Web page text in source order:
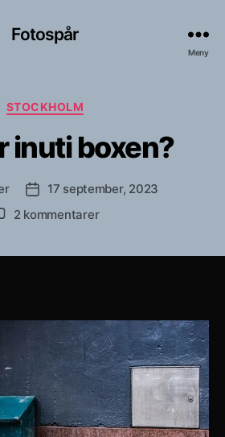
Fotospår
Meny
Kategorier
STOCKHOLM
inuti boxen?
Inläggsdatum
17 september, 2023
2 kommentarertill